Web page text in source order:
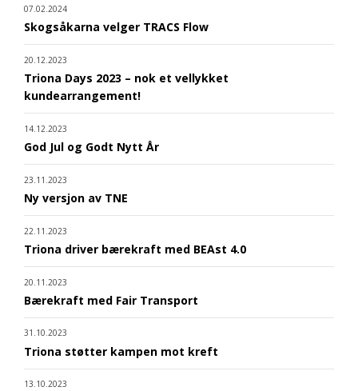
07.02.2024
Skogsåkarna velger TRACS Flow
20.12.2023
Triona Days 2023 – nok et vellykket
kundearrangement!
14.12.2023
God Jul og Godt Nytt År
23.11.2023
Ny versjon av TNE
22.11.2023
Triona driver bærekraft med BEAst 4.0
20.11.2023
Bærekraft med Fair Transport
31.10.2023
Triona støtter kampen mot kreft
13.10.2023